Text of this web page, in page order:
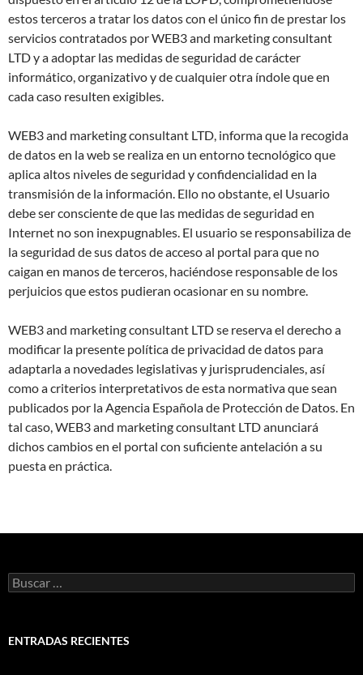
estos terceros a tratar los datos con el único fin de prestar los
servicios contratados por WEB3 and marketing consultant
LTD y a adoptar las medidas de seguridad de carácter
informático, organizativo y de cualquier otra índole que en
cada caso resulten exigibles.
WEB3 and marketing consultant LTD, informa que la recogida
de datos en la web se realiza en un entorno tecnológico que
aplica altos niveles de seguridad y confidencialidad en la
transmisión de la información. Ello no obstante, el Usuario
debe ser consciente de que las medidas de seguridad en
Internet no son inexpugnables. El usuario se responsabiliza de
la seguridad de sus datos de acceso al portal para que no
caigan en manos de terceros, haciéndose responsable de los
perjuicios que estos pudieran ocasionar en su nombre.
WEB3 and marketing consultant LTD se reserva el derecho a
modificar la presente política de privacidad de datos para
adaptarla a novedades legislativas y jurisprudenciales, así
como a criterios interpretativos de esta normativa que sean
publicados por la Agencia Española de Protección de Datos. En
tal caso, WEB3 and marketing consultant LTD anunciará
dichos cambios en el portal con suficiente antelación a su
puesta en práctica.
Buscar:
ENTRADAS RECIENTES